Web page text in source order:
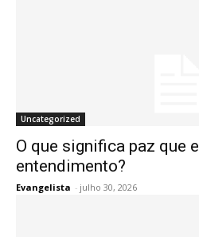
Uncategorized
O que significa paz que
entendimento?
Evangelista - julho 30, 2026